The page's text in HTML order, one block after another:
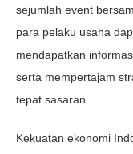
sejumlah event
para pelaku usaha
mendapatkan
serta mempertajam
tepat sasaran.
Kekuatan ekonomi